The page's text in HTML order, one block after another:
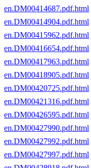
en.DM00414687.pdf.html
en.DM00414904.pdf.html
en.DM00415962.pdf.html
en.DM00416654.pdf.html
en.DM00417963.pdf.html
en.DM00418905.pdf.html
en.DM00420725.pdf.html
en.DM00421316.pdf.html
en.DM00426595.pdf.html
en.DM00427990.pdf.html
en.DM00427992.pdf.html
en.DM00427997.pdf.html